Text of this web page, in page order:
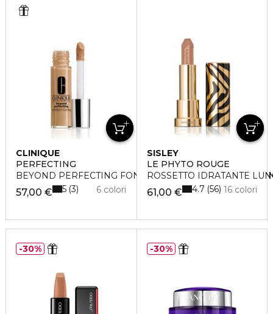
CLINIQUE
PERFECTING
BEYOND PERFECTING FONDOTINTA E CORRETTORE 2-
57,00 € 6 colori
5 3
SISLEY
LE PHYTO ROUGE
ROSSETTO IDRATANTE
61,00 € 16 colori
4.7 56
30% 30%